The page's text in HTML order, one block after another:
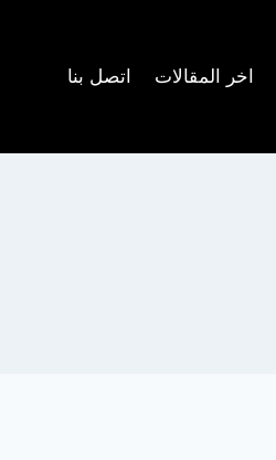
اخر المقالات اتصل بنا